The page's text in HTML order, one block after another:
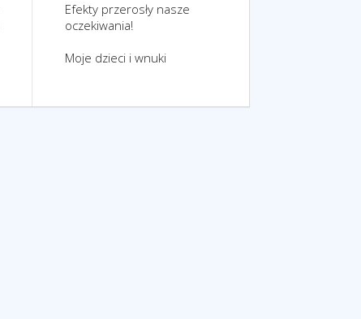
Efekty przerosły nasze
oczekiwania!
Moje dzieci i wnuki